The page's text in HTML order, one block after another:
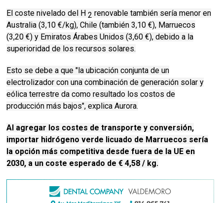
El coste nivelado del H2 renovable también sería menor en
Australia (3,10 €/kg), Chile (también 3,10 €), Marruecos
(3,20 €) y Emiratos Árabes Unidos (3,60 €), debido a la
superioridad de los recursos solares.
Esto se debe a que "la ubicación conjunta de un
electrolizador con una combinación de generación solar y
eólica terrestre da como resultado los costos de
producción más bajos", explica Aurora.
Al agregar los costes de transporte y conversión,
importar hidrógeno verde licuado de Marruecos sería
la opción más competitiva desde fuera de la UE en
2030, a un coste esperado de € 4,58 / kg.